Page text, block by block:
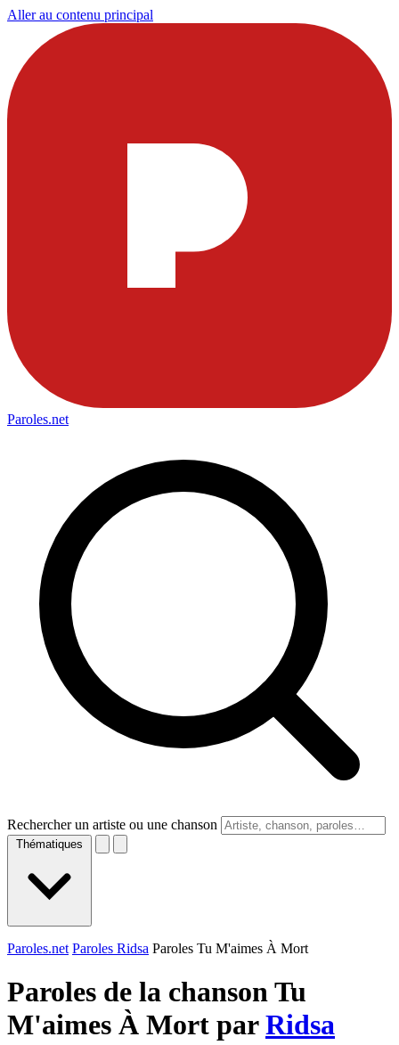
Aller au contenu principal
Paroles.net
Rechercher un artiste ou une chanson
Thématiques
Paroles.net Paroles Ridsa Paroles Tu M'aimes À Mort
Paroles de la chanson Tu
M'aimes À Mort parRidsa